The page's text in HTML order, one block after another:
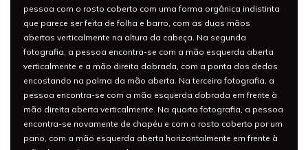
pessoa com o rosto coberto com uma forma orgânica indistinta
que parece ser feita de folha e barro, com as duas mãos
abertas verticalmente na altura da cabeça. Na segunda
fotografia, a pessoa encontra-se com a mão esquerda aberta
verticalmente e a mão direita dobrada, com a ponta dos dedos
encostando na palma da mão aberta. Na terceira fotografia, a
pessoa encontra-se com a mão esquerda dobrada em frente à
mão direita aberta verticalmente. Na quarta fotografia, a pessoa
encontra-se novamente de chapéu e com o rosto coberto por um
pano, com a mão esquerda aberta horizontalmente em frente à